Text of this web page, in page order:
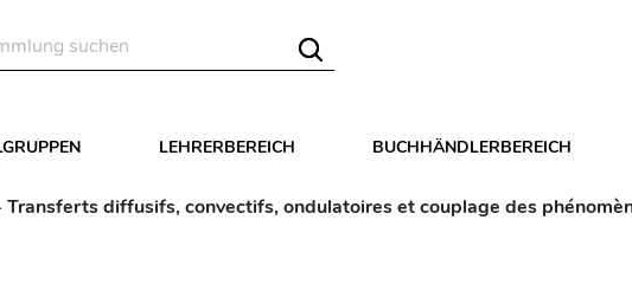
LEHRERBEREICH BUCHHÄNDLERBEREICH
Transferts diffusifs, convectifs, ondulatoires et couplage des